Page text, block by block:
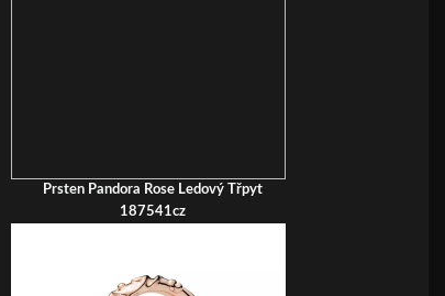
Prsten Pandora Rose Ledový Třpyt
187541cz